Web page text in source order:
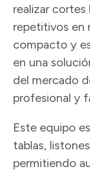
realizar
repetitivos en
compacto y
en una
del mercado
profesional y
Este equipo
tablas,
permitiendo